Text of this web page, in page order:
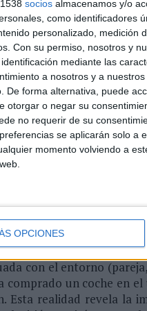
socios almacenamos y/o
como identificadores
personalizado, medición
Con su permiso, nosotros y
mediante las
a nosotros y a
De forma alternativa, puede
otorgar o negar su
no requerir de su
se aplicarán solo a
momento volviendo a
OPCIONES
del nivel de inversión
siendo uno de los
españoles. Las
que generan en los
explica el experto
PwC.
la cada vez mayor
respecto al
según el análisis
ya el 41% del
cada vez más
compradoras de
las mujeres participan
David Atanet, jefe
no se lleva a cabo
con el entorno
comprado un coche en
Esta realidad revela la